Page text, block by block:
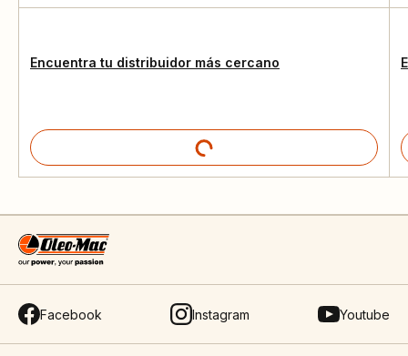
Encuentra tu distribuidor más cercano
Facebook Instagram Youtube